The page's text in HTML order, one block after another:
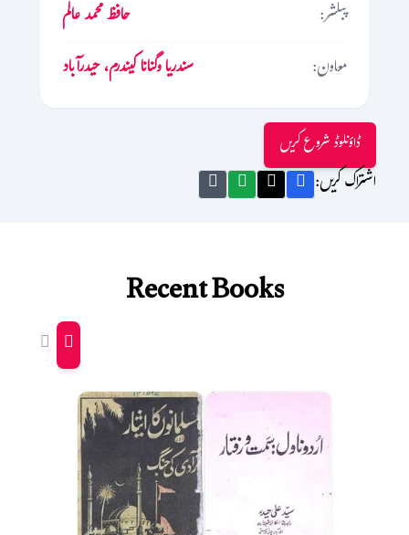
پبلشر:
حافظ محمد عالم
معاون:
سندریا وگنانا کیندرم، حیدرآباد
ڈاؤنلوڈ شروع کریں
اشتراک کریں:
Recent Books